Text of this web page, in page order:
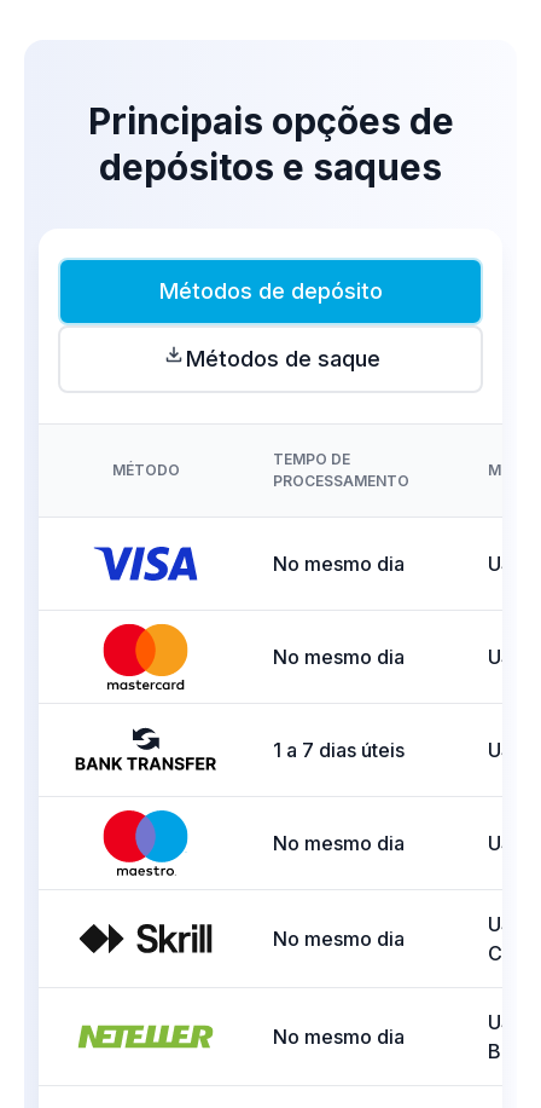
Principais opções de
depósitos e saques
Métodos de depósito
Métodos de saque
MÉTODO
TEMPO DE
PROCESSAMENTO
No mesmo dia USD,
No mesmo dia USD
1 a 7 dias úteis USD,
No mesmo dia USD,
No mesmo dia
USD,
COP,
No mesmo dia
USD,
BRL